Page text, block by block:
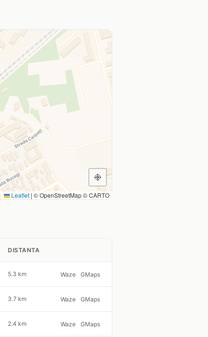
Leaflet | © OpenStreetMap © CARTO
DISTANTA
5.3 km Waze GMaps
3.7 km Waze GMaps
2.4 km Waze GMaps